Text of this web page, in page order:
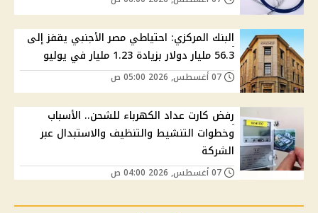
البنك المركزي: احتياطي مصر الأجنبي يقفز إلى
56.3 مليار دولار بزيادة 1.23 مليار في يوليو
رفض كارت عداد الكهرباء للشحن.. الأسباب
وخطوات التنشيط والتنظيف والاستبدال عبر
الشركة